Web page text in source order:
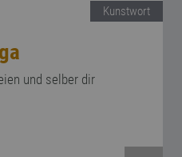
Kunstwort
und selber dir